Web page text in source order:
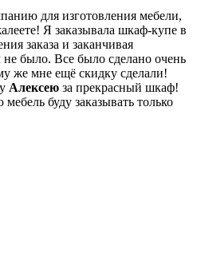
для изготовления мебели,
Я заказывала шкаф-купе в
заказа и заканчивая
было. Все было сделано очень
же мне ещё скидку сделали!
Алексею за прекрасный шкаф!
буду заказывать только